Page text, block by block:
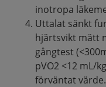
inotropa
Uttalat sänkt
hjärtsvikt mätt
gångtest
pVO2 <12 mL/
förväntat värde.